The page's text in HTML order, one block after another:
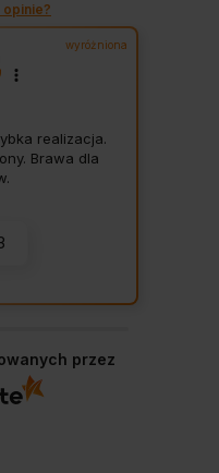
opinie?
wyróżniona
realizacja.
Brawa dla
przez